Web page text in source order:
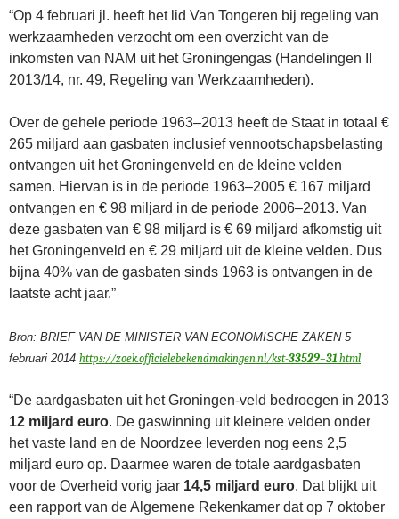
“Op 4 februari jl. heeft het lid Van Tongeren bij regeling van
werkzaamheden verzocht om een overzicht van de
inkomsten van NAM uit het Groningengas (Handelingen II
2013/14, nr. 49, Regeling van Werkzaamheden).
Over de gehele periode 1963–2013 heeft de Staat in totaal €
265 miljard aan gasbaten inclusief vennootschapsbelasting
ontvangen uit het Groningenveld en de kleine velden
samen. Hiervan is in de periode 1963–2005 € 167 miljard
ontvangen en € 98 miljard in de periode 2006–2013. Van
deze gasbaten van € 98 miljard is € 69 miljard afkomstig uit
het Groningenveld en € 29 miljard uit de kleine velden. Dus
bijna 40% van de gasbaten sinds 1963 is ontvangen in de
laatste acht jaar.”
Bron: BRIEF VAN DE MINISTER VAN ECONOMISCHE ZAKEN 5
februari 2014 https://zoek.officielebekendmakingen.nl/kst-33529–31.html
“De aardgasbaten uit het Groningen-veld bedroegen in 2013
12 miljard euro. De gaswinning uit kleinere velden onder
het vaste land en de Noordzee leverden nog eens 2,5
miljard euro op. Daarmee waren de totale aardgasbaten
voor de Overheid vorig jaar 14,5 miljard euro. Dat blijkt uit
een rapport van de Algemene Rekenkamer dat op 7 oktober